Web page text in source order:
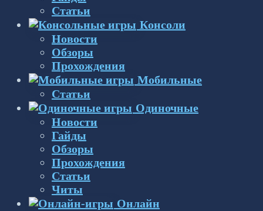
Статьи
Консоли
Новости
Обзоры
Прохождения
Мобильные
Статьи
Одиночные
Новости
Гайды
Обзоры
Прохождения
Статьи
Читы
Онлайн